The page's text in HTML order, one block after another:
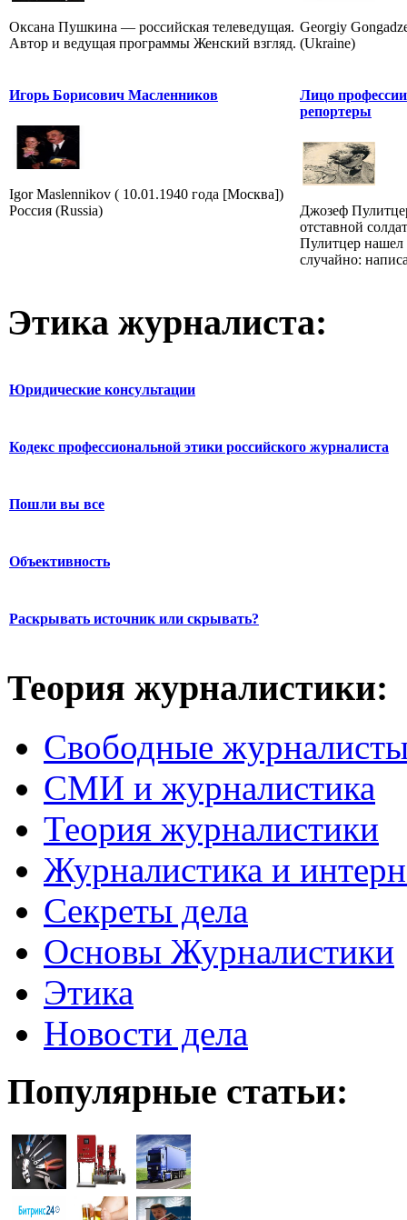
Оксана Пушкина — российская телеведущая.
Автор и ведущая программы Женский взгляд.
Georgiy
(Ukraine)
Игорь Борисович Масленников
Igor Maslennikov ( 10.01.1940 года [Москва])
Россия (Russia)
Лицо
репортеры
Джозеф
отставной
Пулитцер нашел
случайно:
Этика журналиста:
Юридические консультации
Кодекс профессиональной этики российского журналиста
Пошли вы все
Объективность
Раскрывать источник или скрывать?
Теория журналистики:
Свободные
СМИ и журналистика
Теория журналистики
Журналистика и
Секреты дела
Основы Журналистики
Этика
Новости дела
Популярные статьи: